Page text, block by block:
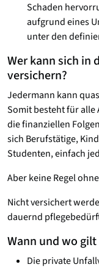
Schaden
aufgrund eines
unter den
Wer kann sich in
versichern?
Jedermann kann
Somit besteht für
die finanziellen
sich Berufstätige,
Studenten, einfach
Aber keine Regel
Nicht versichert
dauernd
Wann und wo
Die private